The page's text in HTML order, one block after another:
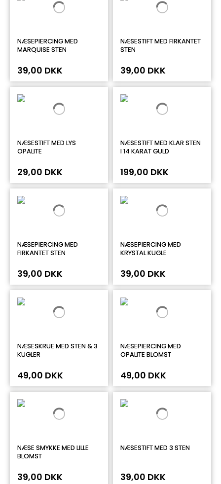
NÆSEPIERCING MED
MARQUISE STEN
39,00 DKK
NÆSESTIFT MED FIRKANTET
STEN
39,00 DKK
NÆSESTIFT MED LYS
OPALITE
29,00 DKK
NÆSESTIFT MED KLAR STEN
I 14 KARAT GULD
199,00 DKK
NÆSEPIERCING MED
FIRKANTET STEN
39,00 DKK
NÆSEPIERCING MED
KRYSTAL KUGLE
39,00 DKK
NÆSESKRUE MED STEN & 3
KUGLER
49,00 DKK
NÆSEPIERCING MED
OPALITE BLOMST
49,00 DKK
NÆSE SMYKKE MED LILLE
BLOMST
39,00 DKK
NÆSESTIFT MED 3 STEN
39,00 DKK